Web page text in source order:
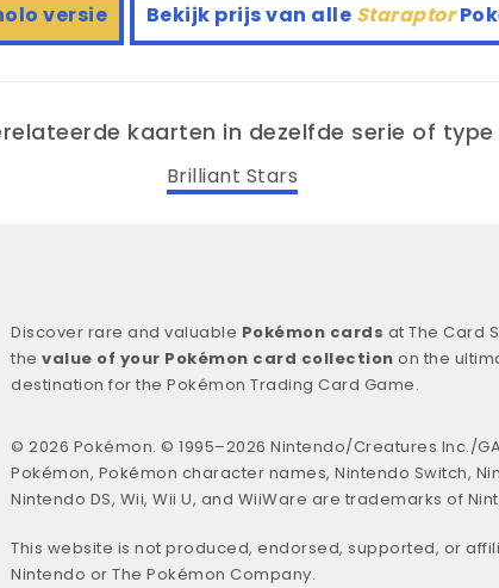
versie Bekijk prijs van alle Staraptor
kaarten in dezelfde serie of type
Brilliant Stars
Discover rare and valuable Pokémon cards at The Card
the value of your Pokémon card collection on the
destination for the Pokémon Trading Card Game.
© 2026 Pokémon. © 1995–2026 Nintendo/Creatures Inc./
Pokémon, Pokémon character names, Nintendo Switch,
Nintendo DS, Wii, Wii U, and WiiWare are trademarks of
This website is not produced, endorsed, supported, or
Nintendo or The Pokémon Company.